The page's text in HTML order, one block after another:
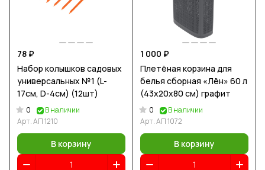
78 ₽
Набор колышков садовых
универсальных №1 (L-
17см, D-4см) (12шт)
0
В наличии
Арт.АП 1210
В корзину
1 000 ₽
Плетёная корзина для
белья сборная «Лён» 60 л
(43х20х80 см) графит
0
В наличии
Арт.АП 1072
В корзину